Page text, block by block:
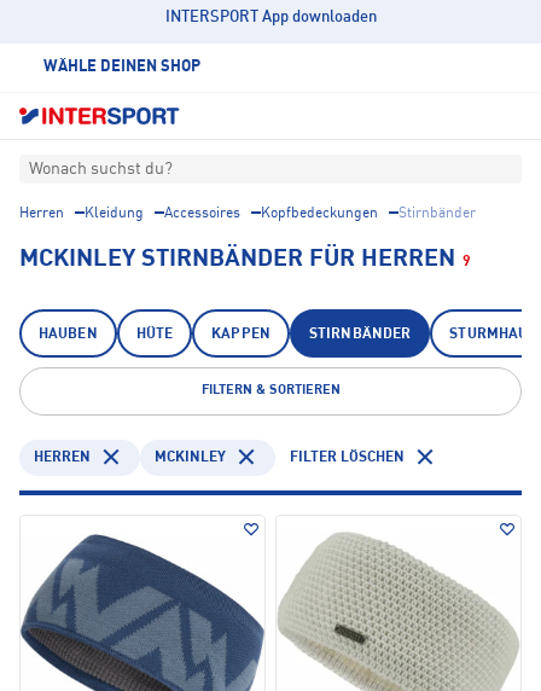
INTERSPORT App downloaden
WÄHLE DEINEN SHOP
Wonach suchst du?
Herren Kleidung Accessoires Kopfbedeckungen Stirnbänder
MCKINLEY STIRNBÄNDER FÜR HERREN 9
HAUBEN HÜTE KAPPEN STIRNBÄNDER
FILTERN & SORTIEREN
HERREN MCKINLEY FILTER LÖSCHEN